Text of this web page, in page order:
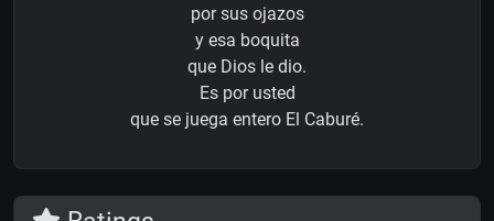
por sus ojazos
y esa boquita
que Dios le dio.
Es por usted
que se juega entero El Caburé.